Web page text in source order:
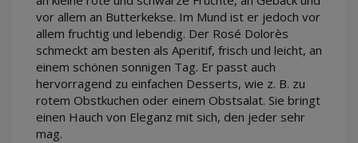
vor allem an Butterkekse. Im Mund ist er jedoch vor
allem fruchtig und lebendig. Der Rosé Dolorès
schmeckt am besten als Aperitif, frisch und leicht, an
einem schönen sonnigen Tag. Er passt auch
hervorragend zu einfachen Desserts, wie z. B. zu
rotem Obstkuchen oder einem Obstsalat. Sie bringt
einen Hauch von Eleganz mit sich, den jeder sehr
mag.